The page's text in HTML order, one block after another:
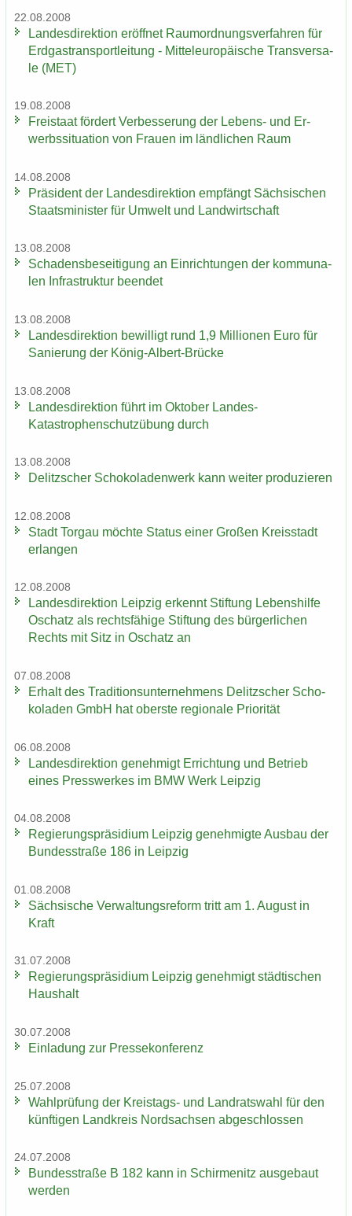
22.08.2008
Lan­des­di­rek­ti­on er­öff­net Raum­ord­nungs­ver­fah­ren für
Erd­gas­trans­port­lei­tung - Mit­tel­eu­ro­päi­sche Trans­ver­sa­
le (MET)
19.08.2008
Frei­staat för­dert Ver­bes­se­rung der Lebens-​ und Er­
werbs­si­tua­ti­on von Frau­en im länd­li­chen Raum
14.08.2008
Prä­si­dent der Lan­des­di­rek­ti­on emp­fängt Säch­si­schen
Staats­mi­nis­ter für Um­welt und Land­wirt­schaft
13.08.2008
Scha­dens­be­sei­ti­gung an Ein­rich­tun­gen der kom­mu­na­
len In­fra­struk­tur be­en­det
13.08.2008
Lan­des­di­rek­ti­on be­wil­ligt rund 1,9 Mil­lio­nen Euro für
Sa­nie­rung der König-​Albert-Brücke
13.08.2008
Lan­des­di­rek­ti­on führt im Ok­to­ber Landes-​
Katastrophenschutzübung durch
13.08.2008
De­litz­scher Scho­ko­la­den­werk kann wei­ter pro­du­zie­ren
12.08.2008
Stadt Tor­gau möch­te Sta­tus einer Gro­ßen Kreis­stadt
er­lan­gen
12.08.2008
Lan­des­di­rek­ti­on Leip­zig er­kennt Stif­tung Le­bens­hil­fe
Oschatz als rechts­fä­hi­ge Stif­tung des bür­ger­li­chen
Rechts mit Sitz in Oschatz an
07.08.2008
Er­halt des Tra­di­ti­ons­un­ter­neh­mens De­litz­scher Scho­
ko­la­den GmbH hat obers­te re­gio­na­le Prio­ri­tät
06.08.2008
Lan­des­di­rek­ti­on ge­neh­migt Er­rich­tung und Be­trieb
eines Press­wer­kes im BMW Werk Leip­zig
04.08.2008
Re­gie­rungs­prä­si­di­um Leip­zig ge­neh­mig­te Aus­bau der
Bun­des­stra­ße 186 in Leip­zig
01.08.2008
Säch­si­sche Ver­wal­tungs­re­form tritt am 1. Au­gust in
Kraft
31.07.2008
Re­gie­rungs­prä­si­di­um Leip­zig ge­neh­migt städ­ti­schen
Haus­halt
30.07.2008
Ein­la­dung zur Pres­se­kon­fe­renz
25.07.2008
Wahl­prü­fung der Kreistags-​ und Land­rats­wahl für den
künf­ti­gen Land­kreis Nord­sach­sen ab­ge­schlos­sen
24.07.2008
Bun­des­stra­ße B 182 kann in Schir­menitz aus­ge­baut
wer­den